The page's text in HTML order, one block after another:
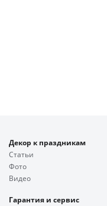
Декор к праздникам
Статьи
Фото
Видео
Гарантия и сервис